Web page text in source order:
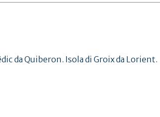
da Quiberon. Isola di Groix da Lorient.